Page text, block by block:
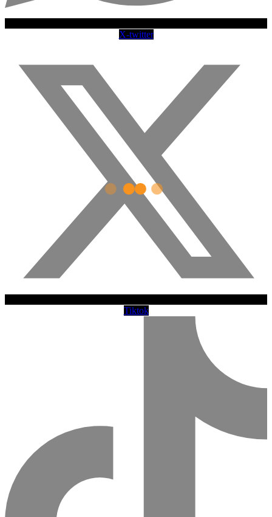
X-twitter
Tiktok